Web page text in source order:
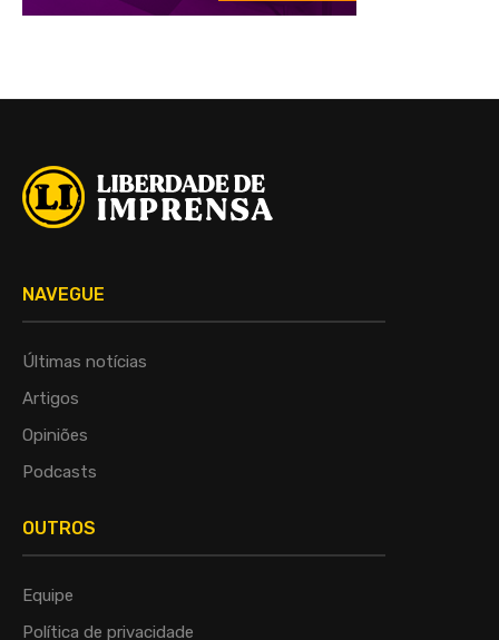
NAVEGUE
Últimas notícias
Artigos
Opiniões
Podcasts
OUTROS
Equipe
Política de privacidade